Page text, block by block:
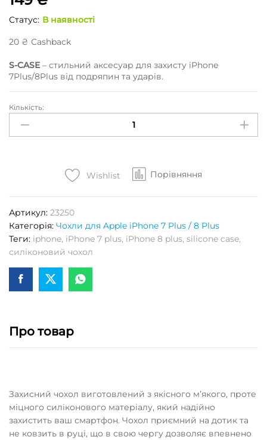
Статус: В наявності
20 ₴ Сashback
S-CASE– стильний аксесуар для захисту iPhone
7Plus/8Plus від подряпин та ударів.
Чохол
CASE
7
PLUS
/
8
PLUS
(White)
Кількість
Кількість:
Wishlist Порівняння
Артикул: 23250
Категорія: Чохли для Apple iPhone 7 Plus / 8 Plus
Теги: iphone, iPhone 7 plus, iPhone 8 plus, silicone case,
силіконовий чохол
Про товар
Захисний чохол виготовлений з якісного мʼякого, проте
міцного силіконового матеріалу, який надійно
захистить ваш смартфон. Чохол приємний на дотик та
не ковзить в руці, що в свою чергу дозволяє впевнено